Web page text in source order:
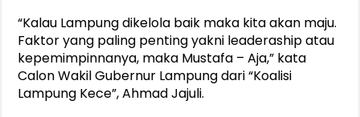
“Kalau Lampung dikelola baik maka kita akan maju.
Faktor yang paling penting yakni leaderaship atau
kepemimpinnanya, maka Mustafa – Aja,” kata
Calon Wakil Gubernur Lampung dari “Koalisi
Lampung Kece”, Ahmad Jajuli.